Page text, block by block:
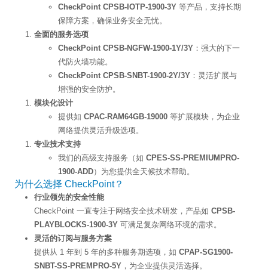
CheckPoint CPSB-IOTP-1900-3Y等产品，支持长期
保障方案，确保业务安全无忧。
全面的服务选项
CheckPoint CPSB-NGFW-1900-1Y/3Y：强大的下一
代防火墙功能。
CheckPoint CPSB-SNBT-1900-2Y/3Y：灵活扩展与
增强的安全防护。
模块化设计
提供如 CPAC-RAM64GB-19000等扩展模块，为企业
网络提供灵活升级选项。
专业技术支持
我们的高级支持服务（如 CPES-SS-PREMIUMPRO-
1900-ADD）为您提供全天候技术帮助。
为什么选择 CheckPoint？
行业领先的安全性能
CheckPoint 一直专注于网络安全技术研发，产品如 CPSB-
PLAYBLOCKS-1900-3Y可满足复杂网络环境的需求。
灵活的订阅与服务方案
提供从 1 年到 5 年的多种服务期选项，如 CPAP-SG1900-
SNBT-SS-PREMPRO-5Y，为企业提供灵活选择。